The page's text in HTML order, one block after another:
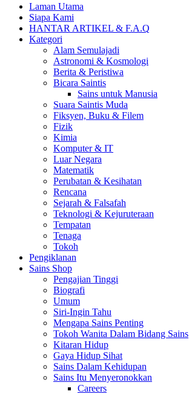
Laman Utama
Siapa Kami
HANTAR ARTIKEL & F.A.Q
Kategori
Alam Semulajadi
Astronomi & Kosmologi
Berita & Peristiwa
Bicara Saintis
Sains untuk Manusia
Suara Saintis Muda
Fiksyen, Buku & Filem
Fizik
Kimia
Komputer & IT
Luar Negara
Matematik
Perubatan & Kesihatan
Rencana
Sejarah & Falsafah
Teknologi & Kejuruteraan
Tempatan
Tenaga
Tokoh
Pengiklanan
Sains Shop
Pengajian Tinggi
Biografi
Umum
Siri-Ingin Tahu
Mengapa Sains Penting
Tokoh Wanita Dalam Bidang Sains
Kitaran Hidup
Gaya Hidup Sihat
Sains Dalam Kehidupan
Sains Itu Menyeronokkan
Careers